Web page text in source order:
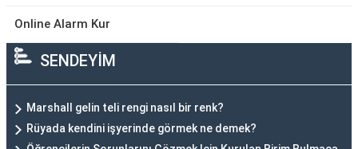
Online Alarm Kur
SENDEYİM
Marshall gelin teli rengi nasıl bir renk?
Rüyada kendini işyerinde görmek ne demek?